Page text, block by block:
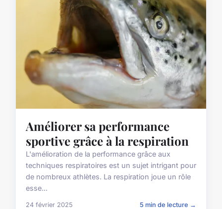
Améliorer sa performance
sportive grâce à la respiration
L'amélioration de la performance grâce aux
techniques respiratoires est un sujet intrigant pour
de nombreux athlètes. La respiration joue un rôle
esse...
24 février 2025 5 min de lecture →